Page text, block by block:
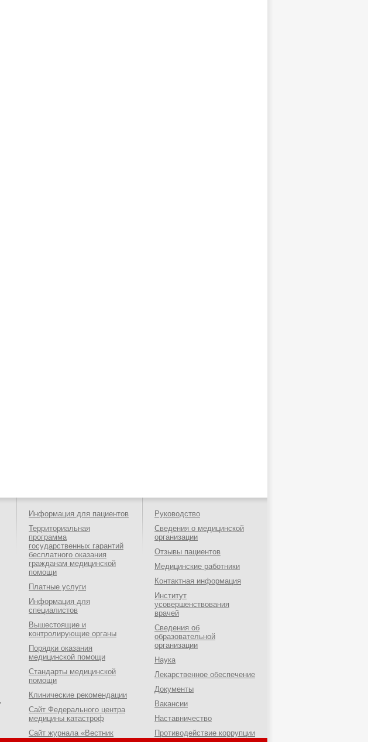
Информация для пациентов
Территориальная
программа
государственных гарантий
бесплатного оказания
гражданам медицинской
помощи
Платные услуги
Информация для
специалистов
Вышестоящие и
контролирующие органы
Порядки оказания
медицинской помощи
Стандарты медицинской
помощи
Клинические рекомендации
Сайт Федерального центра
медицины катастроф
Сайт журнала «Вестник
Руководство
Сведения о медицинской
организации
Отзывы пациентов
Медицинские работники
Контактная информация
Институт
усовершенствования
врачей
Сведения об
образовательной
организации
Наука
Лекарственное обеспечение
Документы
Вакансии
Наставничество
Противодействие коррупции